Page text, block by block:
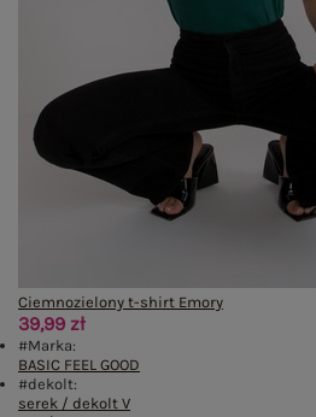
Ciemnozielony t-shirt Emory
39,99 zł
#Marka:
BASIC FEEL GOOD
#dekolt:
serek / dekolt V